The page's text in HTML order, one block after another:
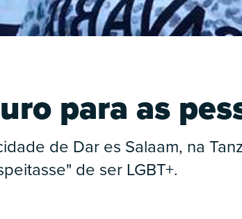
para as
de Dar es Salaam, na
de ser LGBT+.